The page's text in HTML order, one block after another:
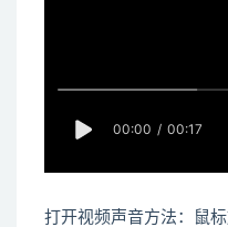
打开视频声音方法：鼠